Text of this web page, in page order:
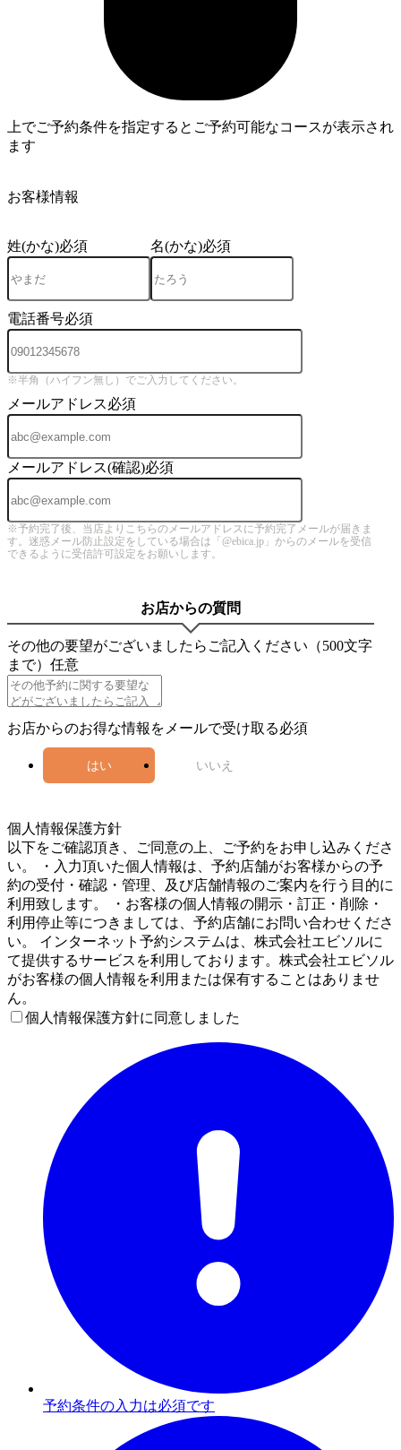
上でご予約条件を指定するとご予約可能なコースが表示され
ます
お客様情報
姓(かな)必須 名(かな)必須
電話番号必須
※半角（ハイフン無し）でご入力してください。
メールアドレス必須
メールアドレス(確認)必須
※予約完了後、当店よりこちらのメールアドレスに予約完了メールが届きま
す。迷惑メール防止設定をしている場合は「@ebica.jp」からのメールを受信
できるように受信許可設定をお願いします。
お店からの質問
その他の要望がございましたらご記入ください（500文字
まで） 任意
お店からのお得な情報をメールで受け取る必須
はい いいえ
個人情報保護方針
以下をご確認頂き、ご同意の上、ご予約をお申し込みくださ
い。 ・入力頂いた個人情報は、予約店舗がお客様からの予
約の受付・確認・管理、及び店舗情報のご案内を行う目的に
利用致します。 ・お客様の個人情報の開示・訂正・削除・
利用停止等につきましては、予約店舗にお問い合わせくださ
い。 インターネット予約システムは、株式会社エビソルに
て提供するサービスを利用しております。株式会社エビソル
がお客様の個人情報を利用または保有することはありませ
ん。
個人情報保護方針に同意しました
予約条件の入力は必須です